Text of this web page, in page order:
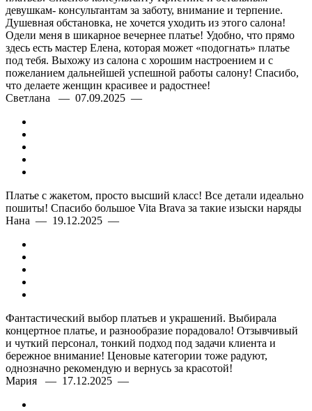
девушкам- консультантам за заботу, внимание и терпение.
Душевная обстановка, не хочется уходить из этого салона!
Одели меня в шикарное вечернее платье! Удобно, что прямо
здесь есть мастер Елена, которая может «подогнать» платье
под тебя. Выхожу из салона с хорошим настроением и с
пожеланием дальнейшей успешной работы салону! Спасибо,
что делаете женщин красивее и радостнее!
Светлана — 07.09.2025 —
Платье с жакетом, просто высший класс! Все детали идеально
пошиты! Спасибо большое Vita Brava за такие изыски наряды
Нана — 19.12.2025 —
Фантастический выбор платьев и украшений. Выбирала
концертное платье, и разнообразие порадовало! Отзывчивый
и чуткий персонал, тонкий подход под задачи клиента и
бережное внимание! Ценовые категории тоже радуют,
однозначно рекомендую и вернусь за красотой!
Мария — 17.12.2025 —